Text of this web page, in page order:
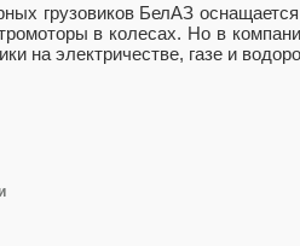
грузовиков БелАЗ
в колесах. Но в
на электричестве, газе и